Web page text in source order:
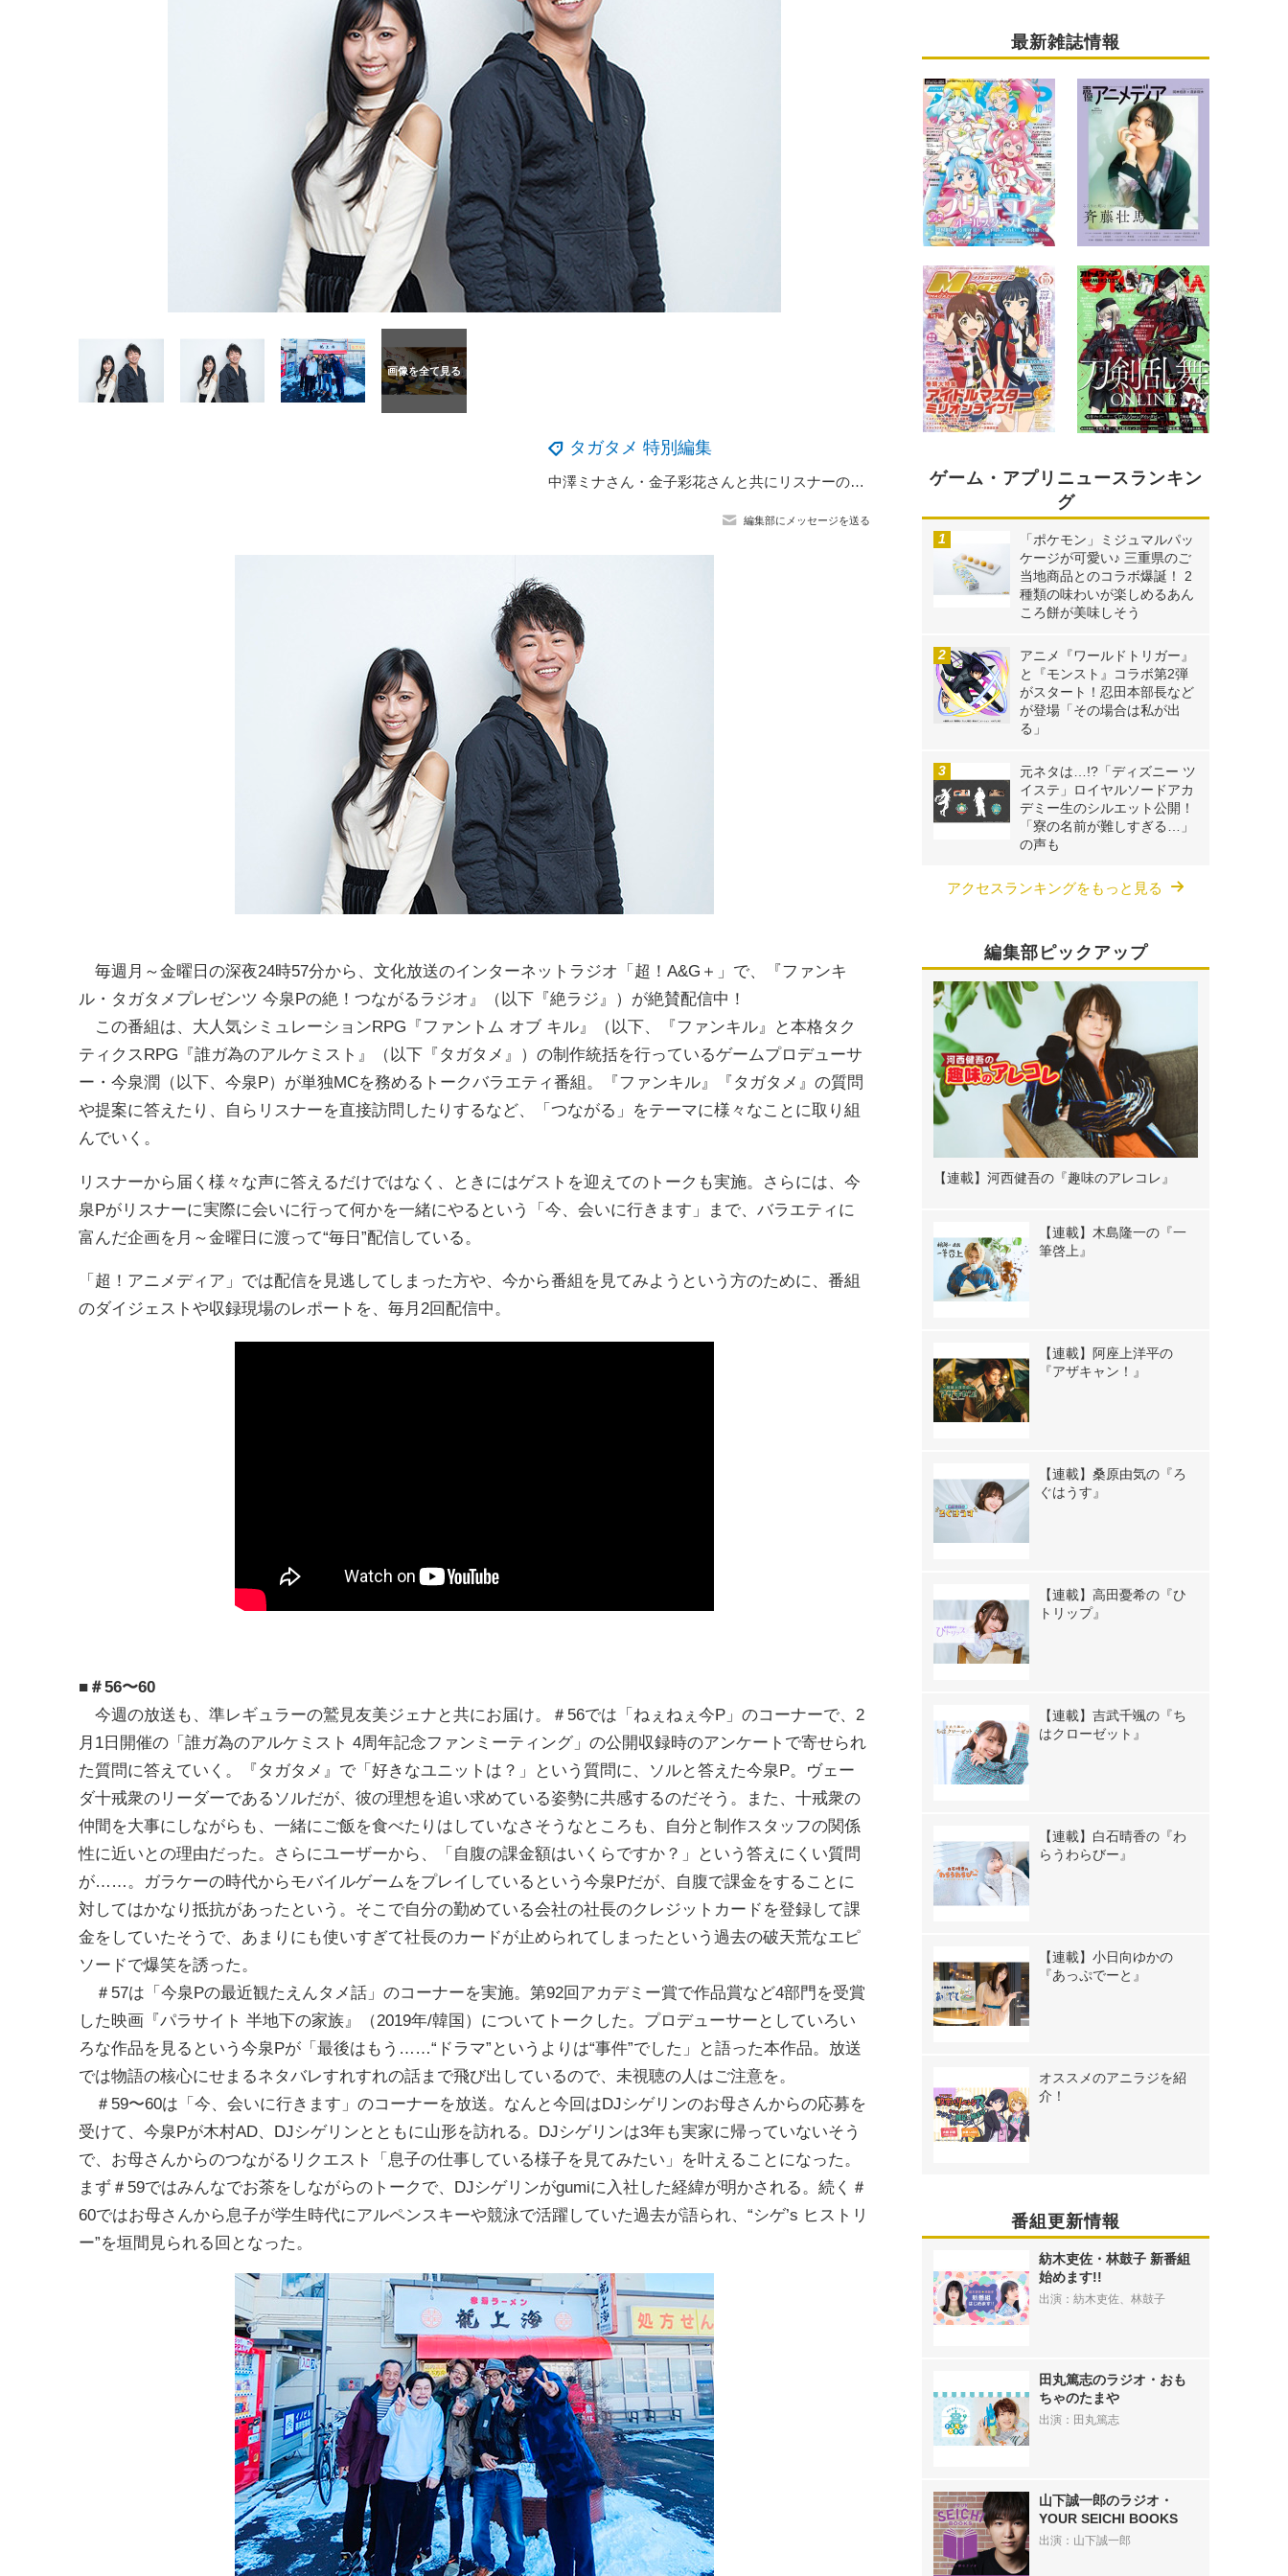
タガタメ 特別編集
中澤ミナさん・金子彩花さんと共にリスナーの疑問・際どい質問に答える！『ファンキル・タガタメ Presents 今泉Pと王子的3分間』#186～205レポート
編集部にメッセージを送る
毎週月～金曜日の深夜24時57分から、文化放送のインターネットラジオ「超！A&G＋」で、『ファンキ
ル・タガタメプレゼンツ 今泉Pの絶！つながるラジオ』（以下『絶ラジ』）が絶賛配信中！
この番組は、大人気シミュレーションRPG『ファントム オブ キル』（以下、『ファンキル』と本格タク
ティクスRPG『誰ガ為のアルケミスト』（以下『タガタメ』）の制作統括を行っているゲームプロデューサ
ー・今泉潤（以下、今泉P）が単独MCを務めるトークバラエティ番組。『ファンキル』『タガタメ』の質問
や提案に答えたり、自らリスナーを直接訪問したりするなど、「つながる」をテーマに様々なことに取り組
んでいく。
リスナーから届く様々な声に答えるだけではなく、ときにはゲストを迎えてのトークも実施。さらには、今
泉Pがリスナーに実際に会いに行って何かを一緒にやるという「今、会いに行きます」まで、バラエティに
富んだ企画を月～金曜日に渡って“毎日”配信している。
「超！アニメディア」では配信を見逃してしまった方や、今から番組を見てみようという方のために、番組
のダイジェストや収録現場のレポートを、毎月2回配信中。
■＃56〜60
今週の放送も、準レギュラーの鷲見友美ジェナと共にお届け。＃56では「ねぇねぇ今P」のコーナーで、2
月1日開催の「誰ガ為のアルケミスト 4周年記念ファンミーティング」の公開収録時のアンケートで寄せられ
た質問に答えていく。『タガタメ』で「好きなユニットは？」という質問に、ソルと答えた今泉P。ヴェー
ダ十戒衆のリーダーであるソルだが、彼の理想を追い求めている姿勢に共感するのだそう。また、十戒衆の
仲間を大事にしながらも、一緒にご飯を食べたりはしていなさそうなところも、自分と制作スタッフの関係
性に近いとの理由だった。さらにユーザーから、「自腹の課金額はいくらですか？」という答えにくい質問
が……。ガラケーの時代からモバイルゲームをプレイしているという今泉Pだが、自腹で課金をすることに
対してはかなり抵抗があったという。そこで自分の勤めている会社の社長のクレジットカードを登録して課
金をしていたそうで、あまりにも使いすぎて社長のカードが止められてしまったという過去の破天荒なエピ
ソードで爆笑を誘った。
＃57は「今泉Pの最近観たえんタメ話」のコーナーを実施。第92回アカデミー賞で作品賞など4部門を受賞
した映画『パラサイト 半地下の家族』（2019年/韓国）についてトークした。プロデューサーとしていろい
ろな作品を見るという今泉Pが「最後はもう……“ドラマ”というよりは“事件”でした」と語った本作品。放送
では物語の核心にせまるネタバレすれすれの話まで飛び出しているので、未視聴の人はご注意を。
＃59〜60は「今、会いに行きます」のコーナーを放送。なんと今回はDJシゲリンのお母さんからの応募を
受けて、今泉Pが木村AD、DJシゲリンとともに山形を訪れる。DJシゲリンは3年も実家に帰っていないそう
で、お母さんからのつながるリクエスト「息子の仕事している様子を見てみたい」を叶えることになった。
まず＃59ではみんなでお茶をしながらのトークで、DJシゲリンがgumiに入社した経緯が明かされる。続く＃
60ではお母さんから息子が学生時代にアルペンスキーや競泳で活躍していた過去が語られ、“シゲ’s ヒストリ
ー”を垣間見られる回となった。
最新雑誌情報
ゲーム・アプリニュースランキン
グ
「ポケモン」ミジュマルパッ
ケージが可愛い♪ 三重県のご
当地商品とのコラボ爆誕！ 2
種類の味わいが楽しめるあん
ころ餅が美味しそう
アニメ『ワールドトリガー』
と『モンスト』コラボ第2弾
がスタート！忍田本部長など
が登場「その場合は私が出
る」
元ネタは…!?「ディズニー ツ
イステ」ロイヤルソードアカ
デミー生のシルエット公開！
「寮の名前が難しすぎる…」
の声も
アクセスランキングをもっと見る
編集部ピックアップ
【連載】河西健吾の『趣味のアレコレ』
【連載】木島隆一の『一
筆啓上』
【連載】阿座上洋平の
『アザキャン！』
【連載】桑原由気の『ろ
ぐはうす』
【連載】高田憂希の『ひ
トリップ』
【連載】吉武千颯の『ち
はクローゼット』
【連載】白石晴香の『わ
らうわらびー』
【連載】小日向ゆかの
『あっぷでーと』
オススメのアニラジを紹
介！
番組更新情報
紡木吏佐・林鼓子 新番組
始めます!!
出演：紡木吏佐、林鼓子
田丸篤志のラジオ・おも
ちゃのたまや
出演：田丸篤志
山下誠一郎のラジオ・
YOUR SEICHI BOOKS
出演：山下誠一郎